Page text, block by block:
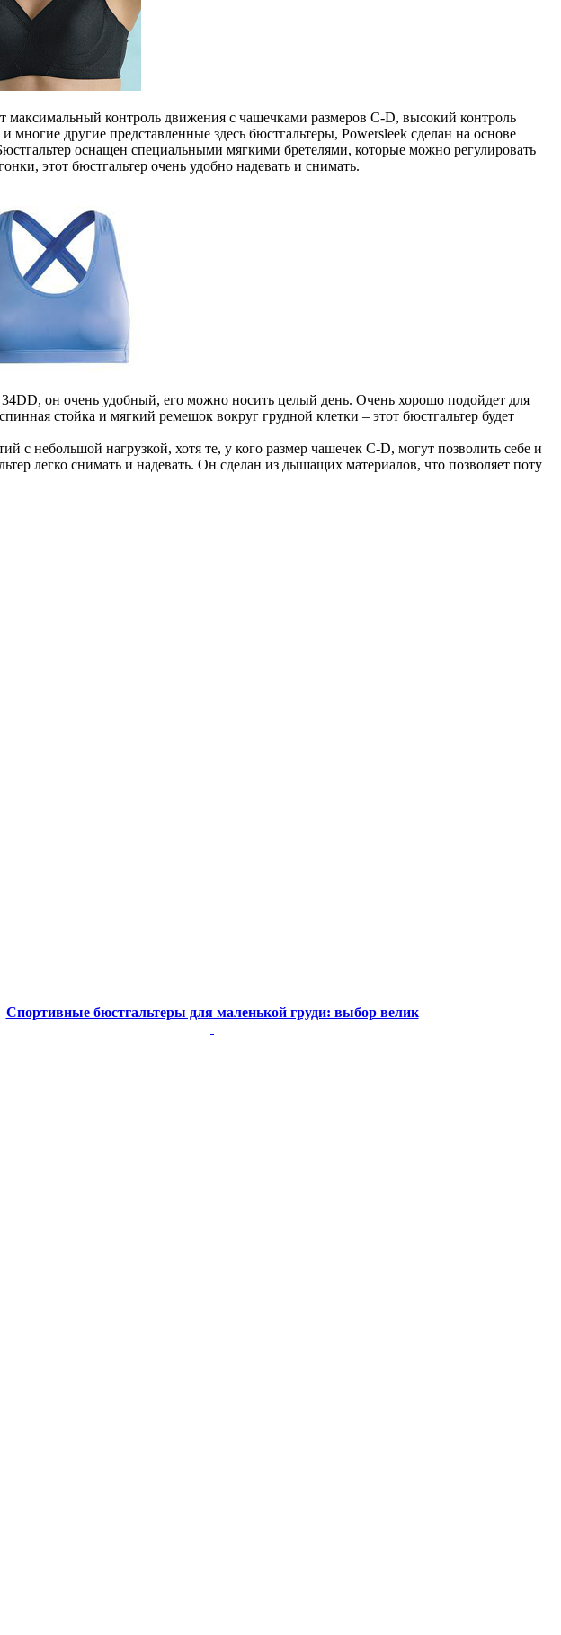
контроль движения с чашечками размеров C-D, высокий контроль
другие представленные здесь бюстгальтеры, Powersleek сделан на основе
оснащен специальными мягкими бретелями, которые можно регулировать
этот бюстгальтер очень удобно надевать и снимать.
он очень удобный, его можно носить целый день. Очень хорошо подойдет для
стойка и мягкий ремешок вокруг грудной клетки – этот бюстгальтер будет
небольшой нагрузкой, хотя те, у кого размер чашечек C-D, могут позволить себе и
легко снимать и надевать. Он сделан из дышащих материалов, что позволяет поту
Спортивные бюстгальтеры для маленькой груди: выбор велик